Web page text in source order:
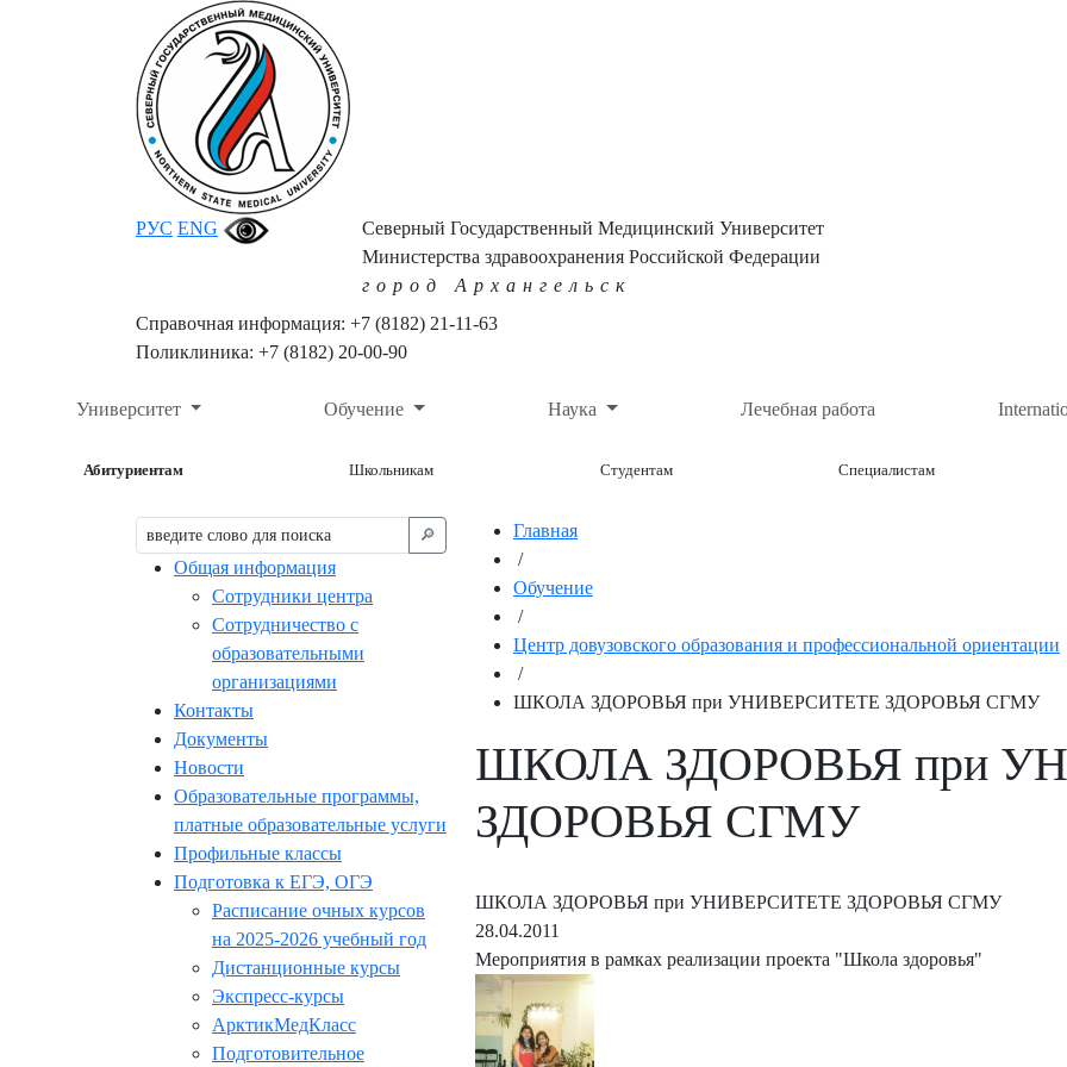
РУС ENG
Северный Государственный Медицинский Университет
Министерства здравоохранения Российской Федерации
город Архангельск
Справочная информация: +7 (8182) 21-11-63
Поликлиника: +7 (8182) 20-00-90
Университет Обучение Наука Лечебная работа
Абитуриентам Школьникам Студентам Специалистам
🔎︎
Общая информация
Сотрудники центра
Сотрудничество с
образовательными
организациями
Контакты
Документы
Новости
Образовательные программы,
платные образовательные услуги
Профильные классы
Подготовка к ЕГЭ, ОГЭ
Расписание очных курсов
на 2025-2026 учебный год
Дистанционные курсы
Экспресс-курсы
АрктикМедКласс
Подготовительное
Главная
/
Обучение
/
Центр довузовского образования и профессиональной ориентации
/
ШКОЛА ЗДОРОВЬЯ при УНИВЕРСИТЕТЕ ЗДОРОВЬЯ СГМУ
ШКОЛА ЗДОРОВЬЯ при
ЗДОРОВЬЯ СГМУ
ШКОЛА ЗДОРОВЬЯ при УНИВЕРСИТЕТЕ ЗДОРОВЬЯ СГМУ
28.04.2011
Мероприятия в рамках реализации проекта "Школа здоровья"